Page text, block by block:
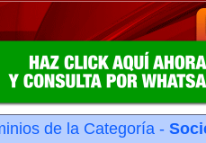
de la Categoría -